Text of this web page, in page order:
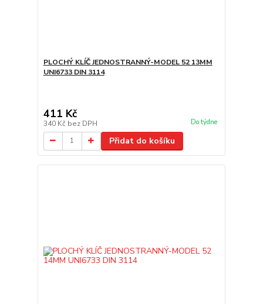
PLOCHÝ KLÍČ JEDNOSTRANNÝ-MODEL 52 13MM
UNI6733 DIN 3114
411 Kč
340 Kč bez DPH Do týdne
Přidat do košíku